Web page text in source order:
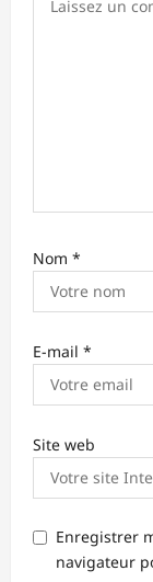
Nom *
E-mail *
Site web
Enregistrer
navigateur